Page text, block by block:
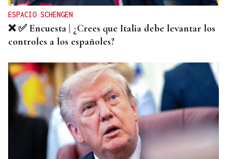
ESPACIO SCHENGEN
❌ ✅ Encuesta | ¿Crees que Italia debe levantar los
controles a los españoles?